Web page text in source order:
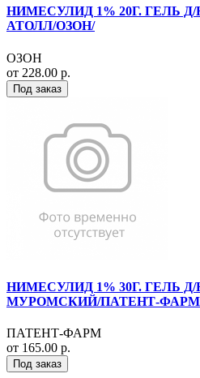
НИМЕСУЛИД 1% 20Г. ГЕЛЬ
АТОЛЛ/ОЗОН/
ОЗОН
от 228.00 р.
Под заказ
НИМЕСУЛИД 1% 30Г. ГЕЛЬ
МУРОМСКИЙ/ПАТЕНТ-
ПАТЕНТ-ФАРМ
от 165.00 р.
Под заказ